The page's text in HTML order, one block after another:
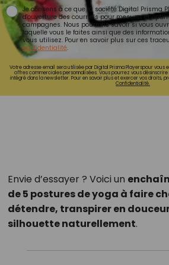
Je consens à ce que la société Digital Prisma
d'ouverture des courriels pour mesurer et
campagnes. Nous pourrons savoir si vous
laquelle vous le faites ainsi que des
vous utilisez. Pour en savoir plus sur ces
confidentialité.
Votre adresse email sera utilisée par Digital Prisma Playerspour vous
offres commerciales personnalisées. Vous pourrez vous
intégré dans la newsletter. Pour en savoir plus et exercer vos droits,
Confidentialité.
Envie d’essayer ? Voici un
de 5 postures de yoga à faire
détendre, transpirer en
silhouette naturellement.